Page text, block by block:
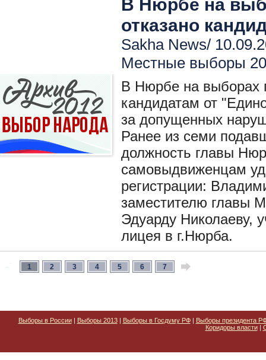
В Нюрбе на
отказано
Sakha News/
Местные выборы
В Нюрбе на выборах
кандидатам от
за допущенных
Ранее из семи
должность главы
самовыдвиженцам
регистрации:
заместителю главы
Эдуарду Николаеву,
лицея в г.Нюрба.
1 2 3 4 5 6 7
Выборы в России| Выборы 2013| Выборы в Госдуму РФ| Выборы президента
Коридоры власти|